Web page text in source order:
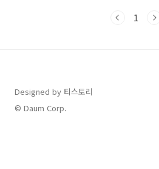
있었는데요, 방문하신 분들께서도 용이하
— Track All MarketsWhere the world
charts, chats and trades ma..
1
Designed by 티스토리
© Daum Corp.